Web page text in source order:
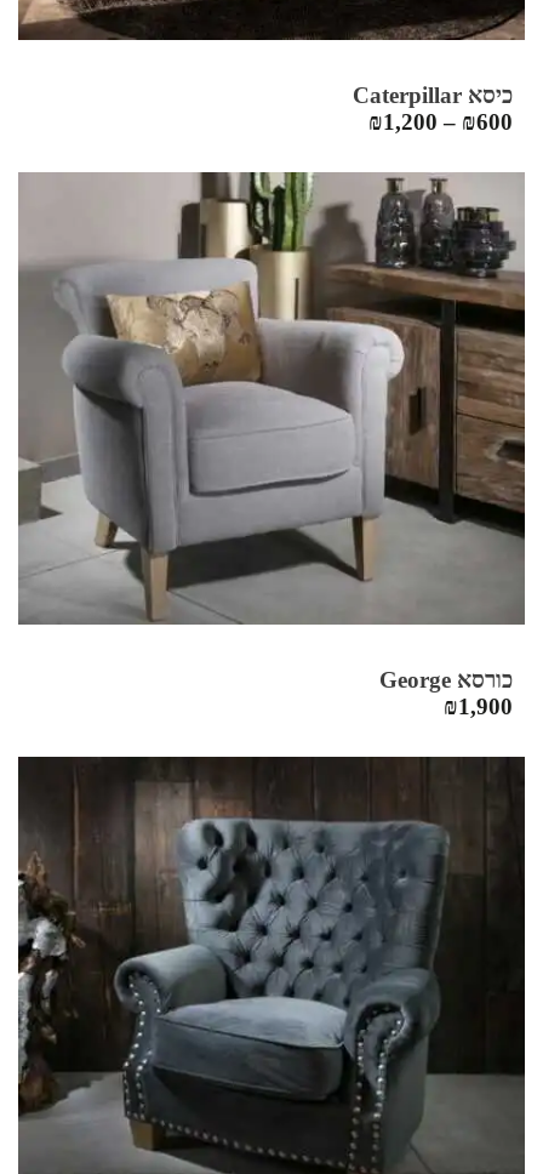
כיסא Caterpillar
₪600
–
₪1,200
כורסא George
₪1,900